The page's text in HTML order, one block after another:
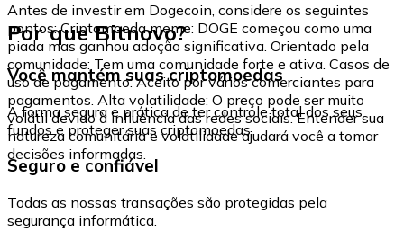
Antes de investir em Dogecoin, considere os seguintes
pontos: Criptomoeda meme: DOGE começou como uma
piada mas ganhou adoção significativa. Orientado pela
comunidade: Tem uma comunidade forte e ativa. Casos de
uso de pagamento: Aceito por vários comerciantes para
pagamentos. Alta volatilidade: O preço pode ser muito
volátil devido à influência das redes sociais. Entender sua
natureza comunitária e volatilidade ajudará você a tomar
decisões informadas.
Por que Bitnovo?
Você mantém suas criptomoedas
A forma segura e prática de ter controle total dos seus
fundos e proteger suas criptomoedas.
Seguro e confiável
Todas as nossas transações são protegidas pela
segurança informática.